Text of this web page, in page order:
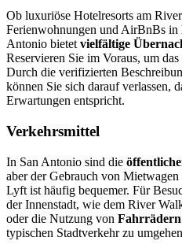
Ob luxuriöse Hotelresorts am
Ferienwohnungen und AirBnBs in
Antonio bietetvielfältige
Reservieren Sie im Voraus, um
Durch die verifizierten
können Sie sich darauf verlassen,
Erwartungen entspricht.
Verkehrsmittel
In San Antonio sind die
aber der Gebrauch von
Lyft ist häufig bequemer. Für
der Innenstadt, wie dem River
oder die Nutzung von Fahrrädern
typischen Stadtverkehr zu